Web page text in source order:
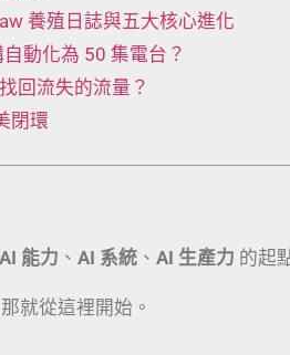
養殖日誌與五大核心進化
動化為 50 集電台？
回流失的流量？
閉環
AI 能力 、 AI 系統 、 AI 生產力 的起
就從這裡開始。